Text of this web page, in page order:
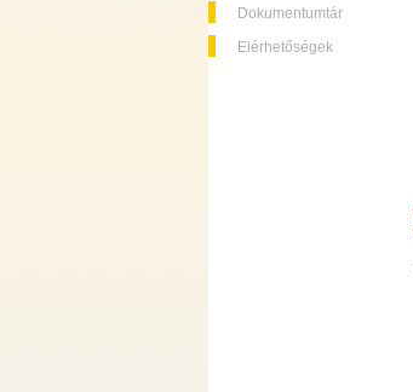
Dokumentumtár
Elérhetőségek